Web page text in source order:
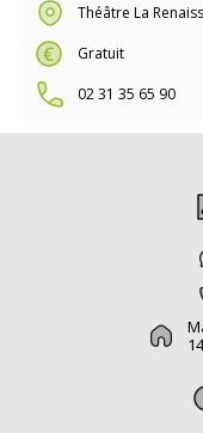
Théâtre La
Gratuit
02 31 35 65 90